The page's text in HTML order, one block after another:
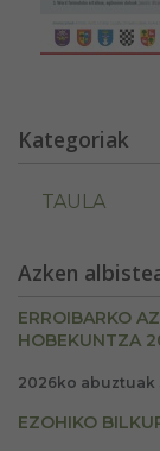
Kategoriak
TAULA
Azken
ERROIBARKO
HOBEKUNTZA
2026ko abuztuak
EZOHIKO